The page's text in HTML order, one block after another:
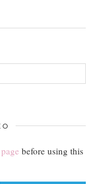
before using this